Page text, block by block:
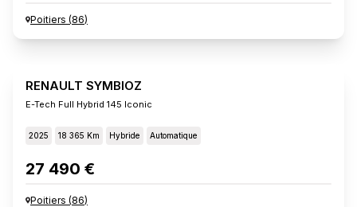
Poitiers (86)
RENAULT SYMBIOZ
E-Tech Full Hybrid 145 Iconic
2025 18 365 Km Hybride Automatique
27 490 €
Poitiers (86)